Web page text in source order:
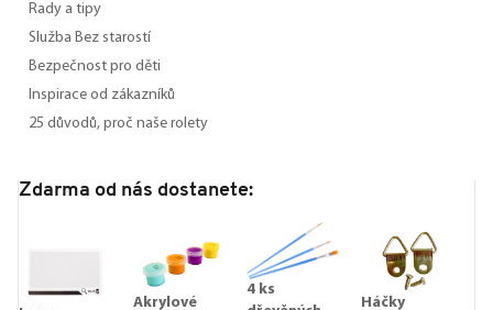
Rady a tipy
Služba Bez starostí
Bezpečnost pro děti
Inspirace od zákazníků
25 důvodů, proč naše rolety
Zdarma od nás dostanete:
Akrylové
4 ks
Háčky